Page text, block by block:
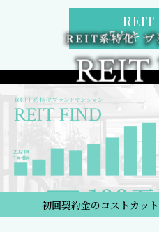
REIT
5大キャ
初回契約金のコストカッ